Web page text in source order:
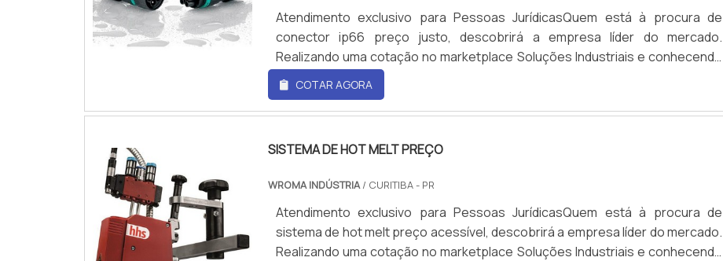
Atendimento exclusivo para Pessoas JurídicasQuem está à procura de
conector ip66 preço justo, descobrirá a empresa líder do mercado.
Realizando uma cotação no marketplace Soluções Industriais e conhecendo
a melhor referência em qualidade do mercado. Quando o tema é conector
ip66 preço, com a melhor mão de obra da WRoma receberá precisão com
pagamento acessível.ALGUNS DETALHES SOBRE CONECTOR IP66 PREÇOHá
COTAR AGORA
SISTEMA DE HOT MELT PREÇO
WROMA INDÚSTRIA/ CURITIBA - PR
Atendimento exclusivo para Pessoas JurídicasQuem está à procura de
sistema de hot melt preço acessível, descobrirá a empresa líder do mercado.
Realizando uma cotação no marketplace Soluções Industriais e conhecendo